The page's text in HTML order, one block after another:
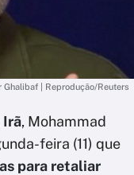
Ghalibaf | Reprodução/Reuters
Irã, Mohammad
feira (11) que
para retaliar